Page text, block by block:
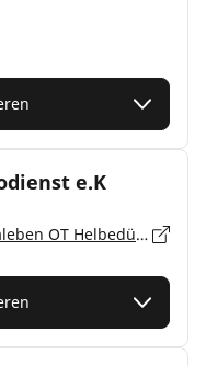
e.K
Großbrüchtersche Str. 14, Holzthaleben OT Helbedündorf - 99713